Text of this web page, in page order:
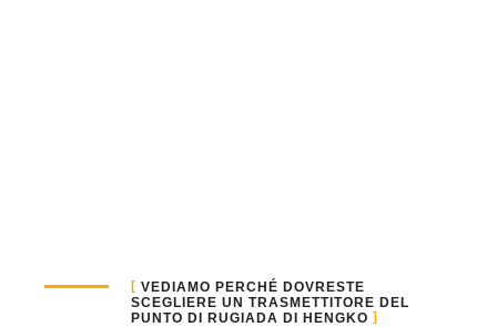
VEDIAMO PERCHÉ DOVRESTE
SCEGLIERE UN TRASMETTITORE DEL
PUNTO DI RUGIADA DI HENGKO